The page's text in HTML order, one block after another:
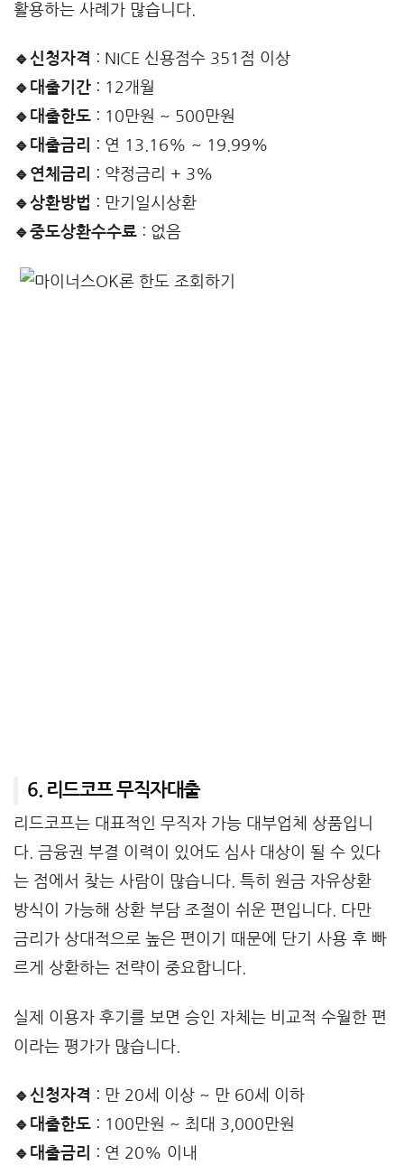
활용하는 사례가 많습니다.
🔹신청자격 : NICE 신용점수 351점 이상
🔹대출기간 : 12개월
🔹대출한도 : 10만원 ~ 500만원
🔹대출금리
: 연 13.16% ~ 19.99%
🔹연체금리
: 약정금리 + 3%
🔹상환방법 : 만기일시상환
🔹중도상환수수료 : 없음
6. 리드코프 무직자대출
리드코프는 대표적인 무직자 가능 대부업체 상품입니
다. 금융권 부결 이력이 있어도 심사 대상이 될 수 있다
는 점에서 찾는 사람이 많습니다. 특히 원금 자유상환
방식이 가능해 상환 부담 조절이 쉬운 편입니다. 다만
금리가 상대적으로 높은 편이기 때문에 단기 사용 후 빠
르게 상환하는 전략이 중요합니다.
실제 이용자 후기를 보면 승인 자체는 비교적 수월한 편
이라는 평가가 많습니다.
🔹신청자격 : 만 20세 이상 ~ 만 60세 이하
🔹대출한도 : 100만원 ~ 최대 3,000만원
🔹대출금리
: 연 20% 이내